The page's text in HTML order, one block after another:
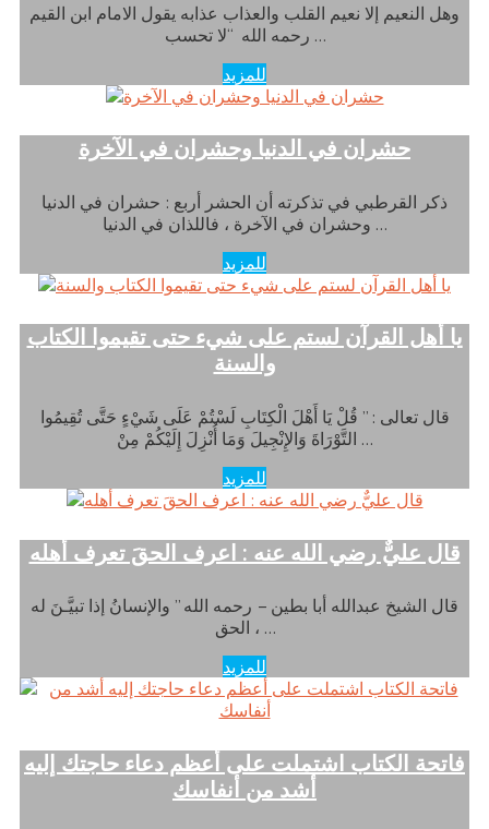
وهل النعيم إلا نعيم القلب والعذاب عذابه يقول الامام ابن القيم
رحمه الله “لا تحسب …
للمزيد
حشران في الدنيا وحشران في الآخرة
ذكر القرطبي في تذكرته أن الحشر أربع : حشران في الدنيا
وحشران في الآخرة ، فاللذان في الدنيا …
للمزيد
يا أهل القرآن لستم على شيء حتى تقيموا الكتاب
والسنة
قال تعالى : ” قُلْ يَا أَهْلَ الْكِتَابِ لَسْتُمْ عَلَى شَيْءٍ حَتَّى تُقِيمُوا
التَّوْرَاةَ وَالإِنْجِيلَ وَمَا أُنْزِلَ إِلَيْكُمْ مِنْ …
للمزيد
قال عليٌّ رضي الله عنه : اعرف الحقَ تعرف أهله
قال الشيخ عبدالله أبا بطين – رحمه الله ” والإنسانُ إذا تبيَّـنَ له
الحق ، …
للمزيد
فاتحة الكتاب اشتملت على أعظم دعاء حاجتك إليه
أشد من أنفاسك